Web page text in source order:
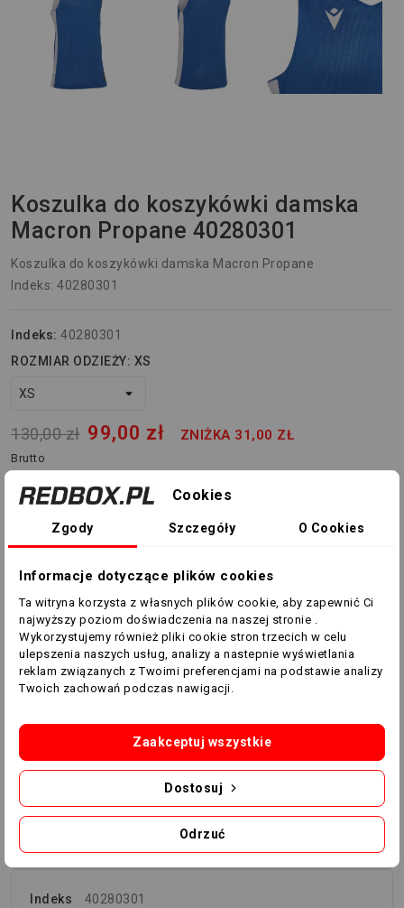
Koszulka do koszykówki damska
Macron Propane 40280301
Koszulka do koszykówki damska Macron Propane
Indeks: 40280301
Indeks: 40280301
ROZMIAR ODZIEŻY: XS
130,00 zł 99,00 zł ZNIŻKA 31,00 ZŁ
Brutto
Najniższa cena w okresie 30 dni przed promocją:
Dodaj do koszyka
Dodaj Do Listy Życzeń
Ostatnie sztuki w magazynie
Propane
Koszulka koszykarska Propane wykonana z gładkiej
tkaniny jest lekka i przewiewna. Dekolt w szpic i ciasno
przylegające ramiona nadają jej odważny kształt,
zapewniając jednocześnie wygodne dopasowanie.
Indeks
40280301
Cookies
Zgody Szczegóły O Cookies
Informacje dotyczące plików cookies
Ta witryna korzysta z własnych plików cookie, aby zapewnić Ci
najwyższy poziom doświadczenia na naszej stronie .
Wykorzystujemy również pliki cookie stron trzecich w celu
ulepszenia naszych usług, analizy a nastepnie wyświetlania
reklam związanych z Twoimi preferencjami na podstawie analizy
Twoich zachowań podczas nawigacji.
Odrzuć
Dostosuj
Zaakceptuj wszystkie